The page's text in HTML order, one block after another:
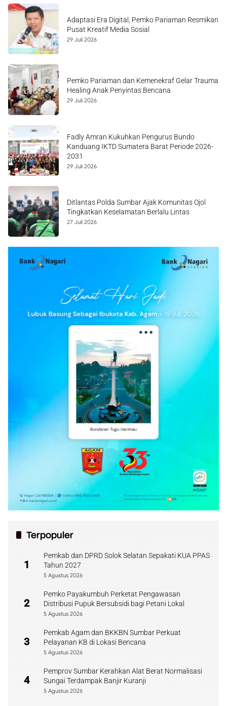
Adaptasi Era Digital, Pemko Pariaman Resmikan
Pusat Kreatif Media Sosial
29 Juli 2026
Pemko Pariaman dan Kemenekraf Gelar Trauma
Healing Anak Penyintas Bencana
29 Juli 2026
Fadly Amran Kukuhkan Pengurus Bundo
Kanduang IKTD Sumatera Barat Periode 2026-
2031
29 Juli 2026
Ditlantas Polda Sumbar Ajak Komunitas Ojol
Tingkatkan Keselamatan Berlalu Lintas
27 Juli 2026
Terpopuler
1
Pemkab dan DPRD Solok Selatan Sepakati KUA PPAS
Tahun 2027
5 Agustus 2026
2
Pemko Payakumbuh Perketat Pengawasan
Distribusi Pupuk Bersubsidi bagi Petani Lokal
5 Agustus 2026
3
Pemkab Agam dan BKKBN Sumbar Perkuat
Pelayanan KB di Lokasi Bencana
5 Agustus 2026
4
Pemprov Sumbar Kerahkan Alat Berat Normalisasi
Sungai Terdampak Banjir Kuranji
5 Agustus 2026